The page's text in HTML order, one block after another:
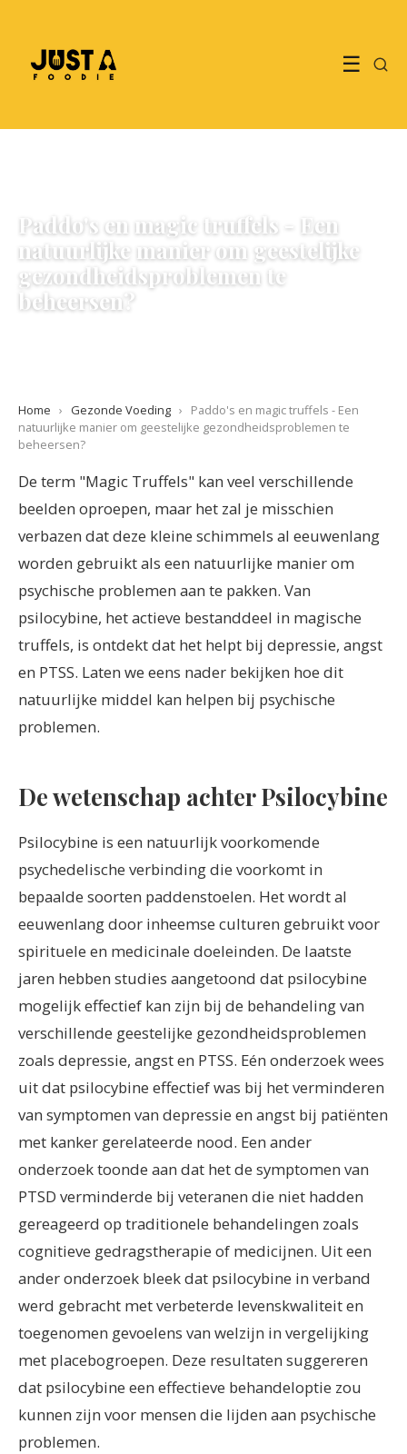
☰
Paddo's en magic truffels - Een
natuurlijke manier om geestelijke
gezondheidsproblemen te
beheersen?
Home › Gezonde Voeding ›
Paddo's en magic truffels - Een
natuurlijke manier om geestelijke gezondheidsproblemen te
beheersen?
De term "Magic Truffels" kan veel verschillende
beelden oproepen, maar het zal je misschien
verbazen dat deze kleine schimmels al eeuwenlang
worden gebruikt als een natuurlijke manier om
psychische problemen aan te pakken. Van
psilocybine, het actieve bestanddeel in magische
truffels, is ontdekt dat het helpt bij depressie, angst
en PTSS. Laten we eens nader bekijken hoe dit
natuurlijke middel kan helpen bij psychische
problemen.
De wetenschap achter Psilocybine
Psilocybine is een natuurlijk voorkomende
psychedelische verbinding die voorkomt in
bepaalde soorten paddenstoelen. Het wordt al
eeuwenlang door inheemse culturen gebruikt voor
spirituele en medicinale doeleinden. De laatste
jaren hebben studies aangetoond dat psilocybine
mogelijk effectief kan zijn bij de behandeling van
verschillende geestelijke gezondheidsproblemen
zoals depressie, angst en PTSS. Eén onderzoek wees
uit dat psilocybine effectief was bij het verminderen
van symptomen van depressie en angst bij patiënten
met kanker gerelateerde nood. Een ander
onderzoek toonde aan dat het de symptomen van
PTSD verminderde bij veteranen die niet hadden
gereageerd op traditionele behandelingen zoals
cognitieve gedragstherapie of medicijnen. Uit een
ander onderzoek bleek dat psilocybine in verband
werd gebracht met verbeterde levenskwaliteit en
toegenomen gevoelens van welzijn in vergelijking
met placebogroepen. Deze resultaten suggereren
dat psilocybine een effectieve behandeloptie zou
kunnen zijn voor mensen die lijden aan psychische
problemen.